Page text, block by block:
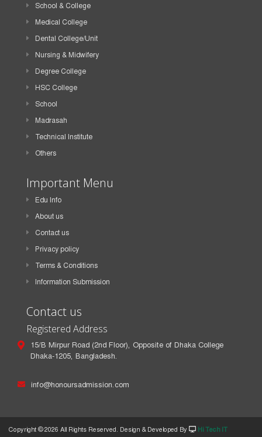
School & College
Medical College
Dental College/Unit
Nursing & Midwifery
Degree College
HSC College
School
Madrasah
Technical Institute
Others
Important Menu
Edu Info
About us
Contact us
Privacy policy
Terms & Conditions
Information Submission
Contact us
Registered Address
15/B Mirpur Road (2nd Floor), Opposite of Dhaka College
Dhaka-1205, Bangladesh.
info@honoursadmission.com
Copyright ©2026 All Rights Reserved. Design & Developed By Hi Tech IT